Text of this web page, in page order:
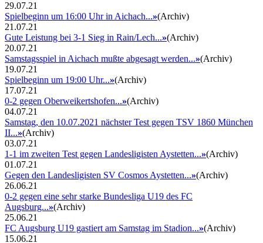
29.07.21
Spielbeginn um 16:00 Uhr in Aichach...»(Archiv)
21.07.21
Gute Leistung bei 3-1 Sieg in Rain/Lech...»(Archiv)
20.07.21
Samstagsspiel in Aichach mußte abgesagt werden...»(Archiv)
19.07.21
Spielbeginn um 19:00 Uhr...»(Archiv)
17.07.21
0-2 gegen Oberweikertshofen...»(Archiv)
04.07.21
Samstag, den 10.07.2021 nächster Test gegen TSV 1860 München
II...»(Archiv)
03.07.21
1-1 im zweiten Test gegen Landesligisten Aystetten...»(Archiv)
01.07.21
Gegen den Landesligisten SV Cosmos Aystetten...»(Archiv)
26.06.21
0-2 gegen eine sehr starke Bundesliga U19 des FC
Augsburg...»(Archiv)
25.06.21
FC Augsburg U19 gastiert am Samstag im Stadion...»(Archiv)
15.06.21